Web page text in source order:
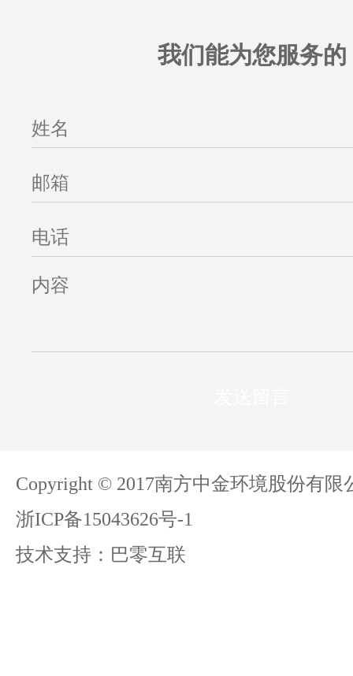
我们能为您服务的
Copyright © 2017南方中金环境股份有限
浙ICP备15043626号-1
技术支持： 巴零互联